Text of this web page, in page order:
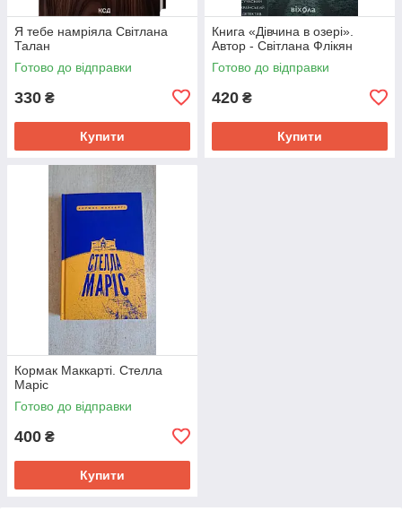
Я тебе намріяла Світлана
Талан
Готово до відправки
330 ₴
Купити
Книга «Дівчина в озері».
Автор - Світлана Флікян
Готово до відправки
420 ₴
Купити
Кормак Маккарті. Стелла
Маріс
Готово до відправки
400 ₴
Купити